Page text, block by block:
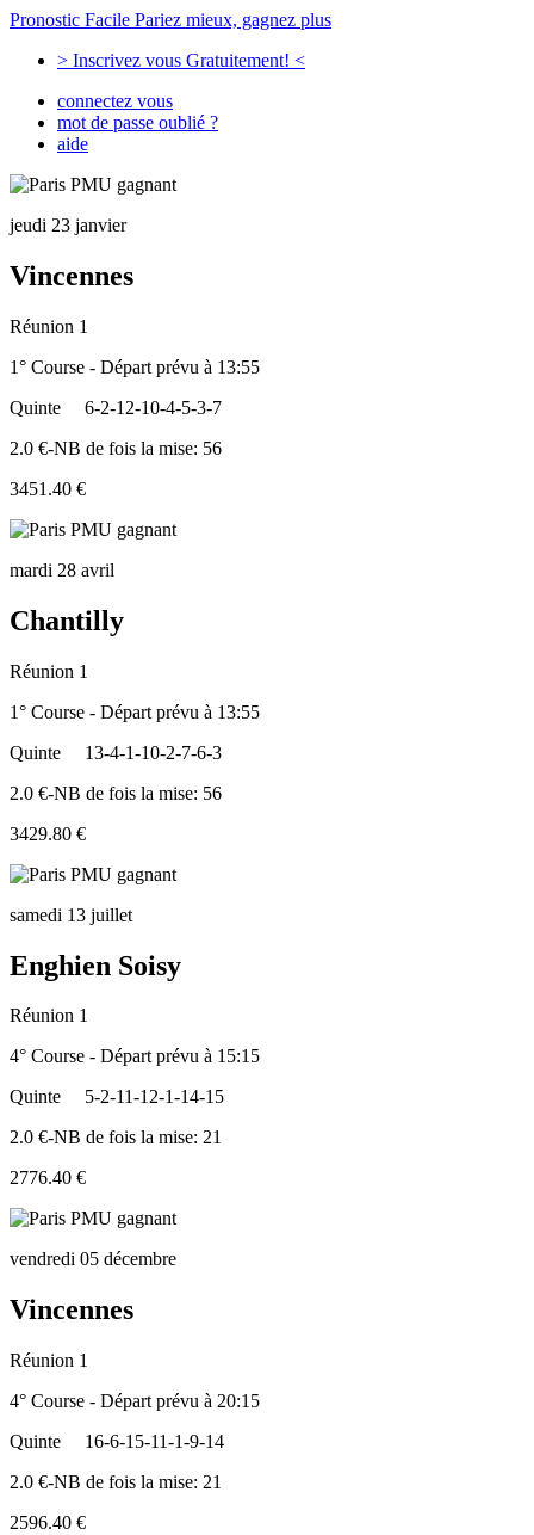
Pronostic Facile Pariez mieux, gagnez plus
> Inscrivez vous Gratuitement! <
connectez vous
mot de passe oublié ?
aide
jeudi 23 janvier
Vincennes
Réunion 1
1° Course - Départ prévu à 13:55
Quinte
6-2-12-10-4-5-3-7
2.0 €-NB de fois la mise: 56
3451.40 €
mardi 28 avril
Chantilly
Réunion 1
1° Course - Départ prévu à 13:55
Quinte
13-4-1-10-2-7-6-3
2.0 €-NB de fois la mise: 56
3429.80 €
samedi 13 juillet
Enghien Soisy
Réunion 1
4° Course - Départ prévu à 15:15
Quinte
5-2-11-12-1-14-15
2.0 €-NB de fois la mise: 21
2776.40 €
vendredi 05 décembre
Vincennes
Réunion 1
4° Course - Départ prévu à 20:15
Quinte
16-6-15-11-1-9-14
2.0 €-NB de fois la mise: 21
2596.40 €